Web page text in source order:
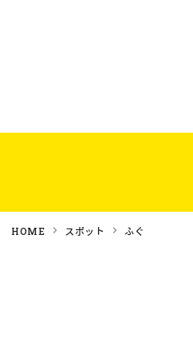
HOME スポット ふぐ